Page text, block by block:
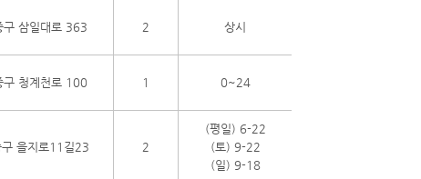
구 삼일대로 363 2 상시
구 청계천로 100 1 0~24
구 을지로11길23 2
(평일) 6-22
(토) 9-22
(일) 9-18